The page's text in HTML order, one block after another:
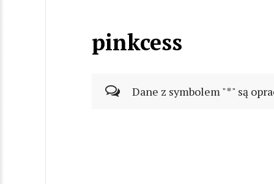
pinkcess
Dane z symbolem "*" są